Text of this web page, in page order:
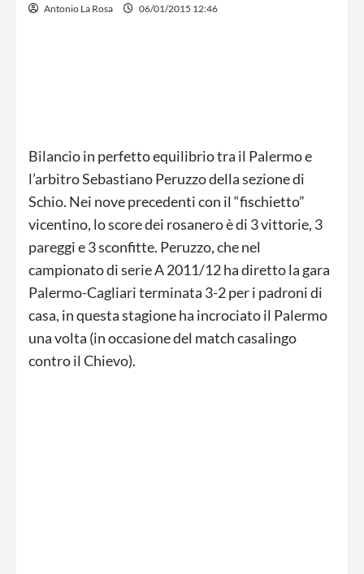
Antonio La Rosa 06/01/2015 12:46
Bilancio in perfetto equilibrio tra il Palermo e
l’arbitro Sebastiano Peruzzo della sezione di
Schio. Nei nove precedenti con il “fischietto”
vicentino, lo score dei rosanero è di 3 vittorie, 3
pareggi e 3 sconfitte. Peruzzo, che nel
campionato di serie A 2011/12 ha diretto la gara
Palermo-Cagliari terminata 3-2 per i padroni di
casa, in questa stagione ha incrociato il Palermo
una volta (in occasione del match casalingo
contro il Chievo).